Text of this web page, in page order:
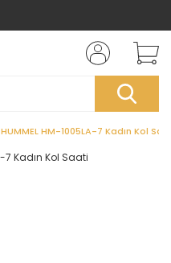
HUMMEL HM-1005LA-7 Kadın Kol